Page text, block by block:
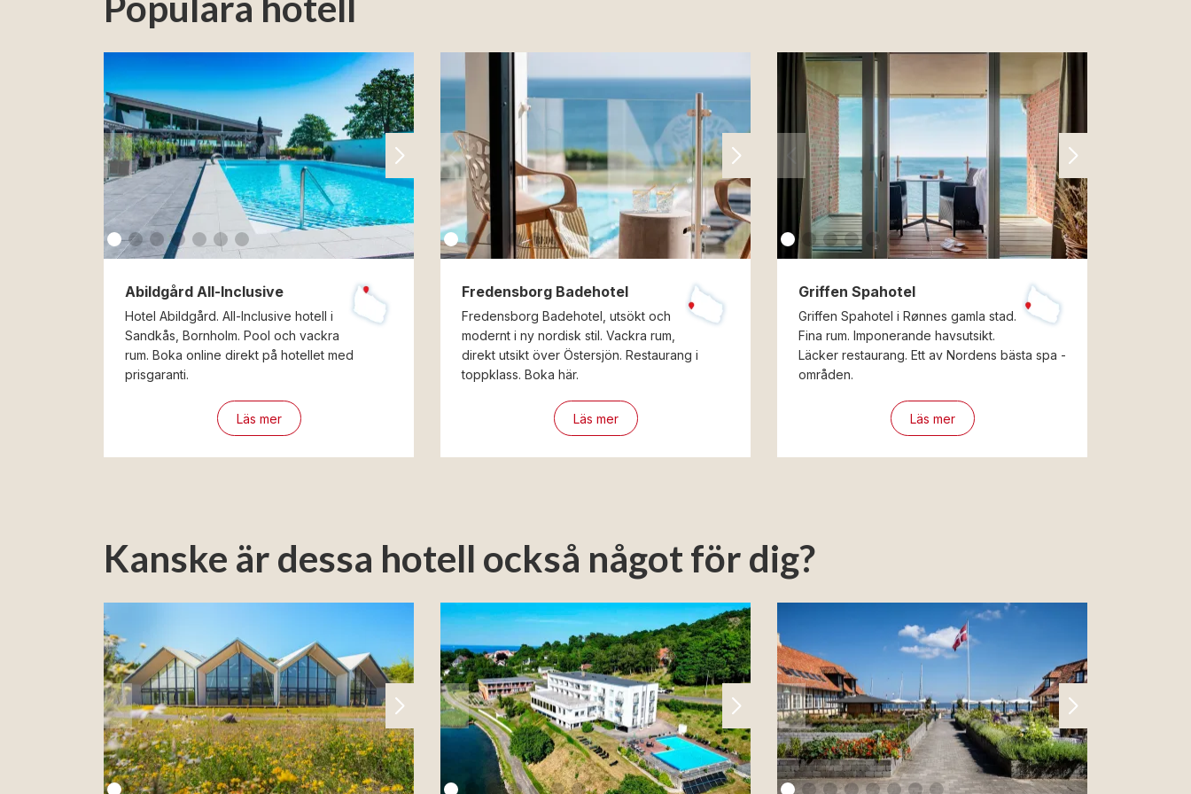
Abildgård All-Inclusive
Hotel Abildgård. All-Inclusive hotell i
Sandkås, Bornholm. Pool och vackra
rum. Boka online direkt på hotellet med
prisgaranti.
Läs mer
Fredensborg Badehotel
Fredensborg Badehotel, utsökt och
modernt i ny nordisk stil. Vackra rum,
direkt utsikt över Östersjön. Restaurang i
toppklass. Boka här.
Läs mer
Griffen Spahotel
Griffen Spahotel i Rønnes gamla stad.
Fina rum. Imponerande havsutsikt.
Läcker restaurang. Ett av Nordens bästa spa -
områden.
Läs mer
Kanske är dessa hotell också något för dig?